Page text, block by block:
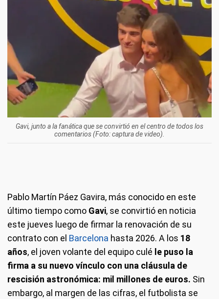
Gavi, junto a la fanática que se convirtió en el centro de todos los
comentarios (Foto: captura de video).
Pablo Martín Páez Gavira, más conocido en este
último tiempo como Gavi, se convirtió en noticia
este jueves luego de firmar la renovación de su
contrato con el Barcelona hasta 2026. A los 18
años, el joven volante del equipo culé le puso la
firma a su nuevo vínculo con una cláusula de
rescisión astronómica: mil millones de euros. Sin
embargo, al margen de las cifras, el futbolista se